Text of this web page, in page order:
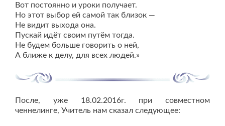
Вот постоянно и уроки получает.
Но этот выбор ей самой так близок —
Не видит выхода она.
Пускай идёт своим путём тогда.
Не будем больше говорить о ней,
А ближе к делу, для всех людей.»
После, уже 18.02.2016г. при совместном
ченнелинге, Учитель нам сказал следующее: